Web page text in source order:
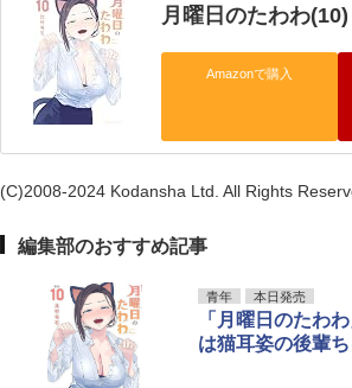
月曜日のたわわ(10)
Amazonで購入
(C)2008-2024 Kodansha Ltd. All Rights
編集部のおすすめ記事
青年 本日発売
「月曜日のたわ
は猫耳姿の後輩